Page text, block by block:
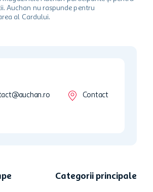
Auchan nu raspunde pentru
al Cardului.
Contact
Categorii principale